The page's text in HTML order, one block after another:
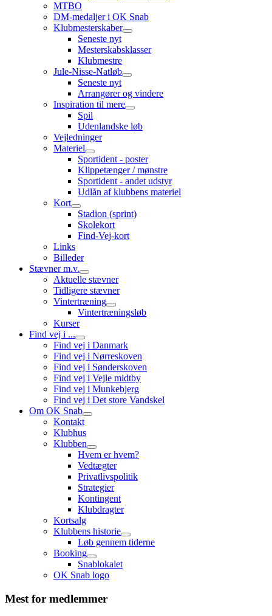
MTBO
DM-medaljer i OK Snab
Klubmesterskaber
Seneste nyt
Mesterskabsklasser
Klubmestre
Jule-Nisse-Natløb
Seneste nyt
Arrangører og vindere
Inspiration til mere
Spil
Udenlandske løb
Vejledninger
Materiel
Sportident - poster
Klippetænger / mønstre
Sportident - andet udstyr
Udlån af klubbens materiel
Kort
Stadion (sprint)
Skolekort
Find-Vej-kort
Links
Billeder
Stævner m.v.
Aktuelle stævner
Tidligere stævner
Vintertræning
Vintertræningsløb
Kurser
Find vej i ...
Find vej i Danmark
Find vej i Nørreskoven
Find vej i Sønderskoven
Find vej i Vejle midtby
Find vej i Munkebjerg
Find vej i Det store Vandskel
Om OK Snab
Kontakt
Klubhus
Klubben
Hvem er hvem?
Vedtægter
Privatlivspolitik
Strategier
Kontingent
Klubdragter
Kortsalg
Klubbens historie
Løb gennem tiderne
Booking
Snablokalet
OK Snab logo
Mest for medlemmer